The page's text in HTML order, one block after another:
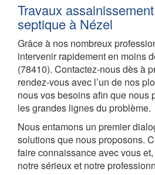
Travaux
septique à Nézel
Grâce à nos nombreux
intervenir rapidement en moins
(78410). Contactez-nous dès à
rendez-vous avec l’un de nos
nous vos besoins afin que nous
les grandes lignes du problème.
Nous entamons un premier
solutions que nous proposons.
faire connaissance avec vous
notre sérieux et notre